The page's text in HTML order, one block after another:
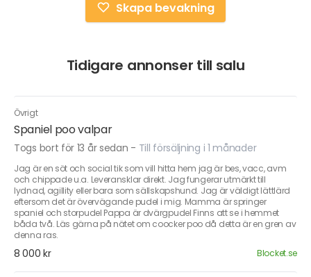
Skapa bevakning
Tidigare annonser till salu
Övrigt
Spaniel poo valpar
Togs bort för 13 år sedan - Till försäljning i 1 månader
Jag är en söt och social tik som vill hitta hem jag är bes, vacc, avm
och chippade u.a. Leveransklar direkt. Jag fungerar utmärkt till
lydnad, agillity eller bara som sällskapshund. Jag är väldigt lättlärd
eftersom det är övervägande pudel i mig. Mamma är springer
spaniel och storpudel Pappa är dvärgpudel Finns att se i hemmet
båda två. Läs gärna på nätet om coocker poo då detta är en gren av
denna ras.
8 000 kr Blocket.se